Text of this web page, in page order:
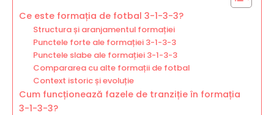
Ce este formația de fotbal 3-1-3-3?
Structura și aranjamentul formației
Punctele forte ale formației 3-1-3-3
Punctele slabe ale formației 3-1-3-3
Compararea cu alte formații de fotbal
Context istoric și evoluție
Cum funcționează fazele de tranziție în formația
3-1-3-3?